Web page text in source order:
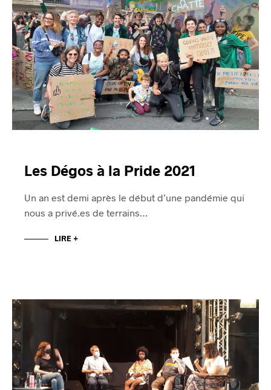
Les Dégos à la Pride 2021
Un an est demi après le début d’une pandémie qui
nous a privé.es de terrains…
LIRE +